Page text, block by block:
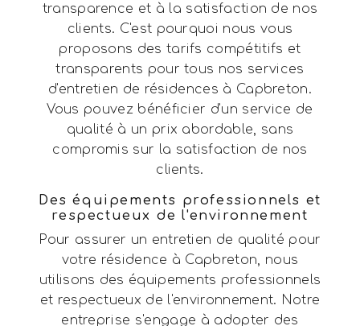
transparence et à la satisfaction de nos
clients. C'est pourquoi nous vous
proposons des tarifs compétitifs et
transparents pour tous nos services
d'entretien de résidences à Capbreton.
Vous pouvez bénéficier d'un service de
qualité à un prix abordable, sans
compromis sur la satisfaction de nos
clients.
Des équipements professionnels et
respectueux de l'environnement
Pour assurer un entretien de qualité pour
votre résidence à Capbreton, nous
utilisons des équipements professionnels
et respectueux de l'environnement. Notre
entreprise s'engage à adopter des